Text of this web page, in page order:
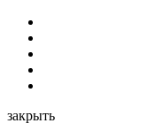
закрыть